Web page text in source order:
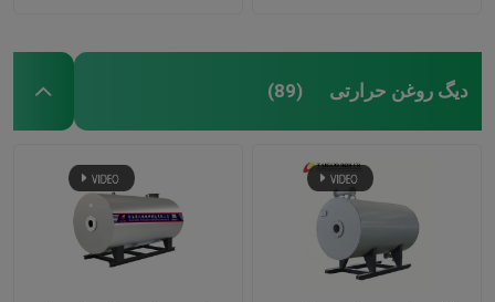
دیگ روغن حرارتی (89)